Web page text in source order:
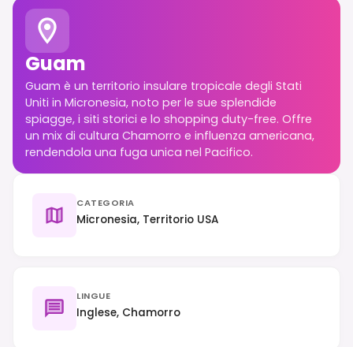
Guam
Guam è un territorio insulare tropicale degli Stati
Uniti in Micronesia, noto per le sue splendide
spiagge, i siti storici e lo shopping duty-free. Offre
un mix di cultura Chamorro e influenza americana,
rendendola una fuga unica nel Pacifico.
CATEGORIA
Micronesia, Territorio USA
LINGUE
Inglese, Chamorro